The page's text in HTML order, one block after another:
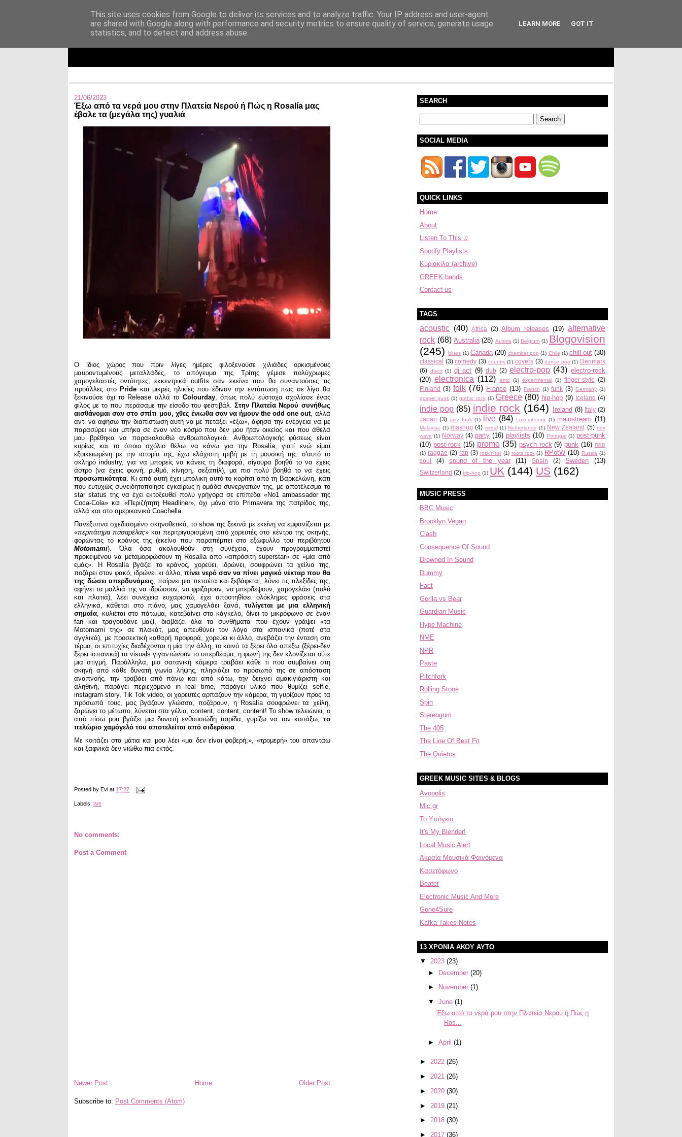
Άκου αυτό ♫
21/06/2023
Έξω από τα νερά μου στην Πλατεία Νερού ή Πώς η Rosalía μας
έβαλε τα (μεγάλα της) γυαλιά
Ο ίδιος χώρος που πριν λίγες ημέρες φιλοξενούσε χιλιάδες ορκισμένους
μαυροντυμένους μεταλλάδες, το απόγευμα της Τρίτης γέμισε πολύχρωμες
χαμογελαστές οντότητες, εκκεντρικά outfits σαν εκείνα που θα συναντούσες τις
προάλλες στο Pride και μικρές ηλικίες που έδιναν την εντύπωση πως σε λίγο θα
ξεκινούσε όχι το Release αλλά το Colourday, όπως πολύ εύστοχα σχολίασε ένας
φίλος με το που περάσαμε την είσοδο του φεστιβάλ. Στην Πλατεία Νερού συνήθως
αισθάνομαι σαν στο σπίτι μου, χθες ένιωθα σαν να ήμουν the odd one out, αλλά
αντί να αφήσω την διαπίστωση αυτή να με πετάξει «έξω», άφησα την ενέργεια να με
παρασύρει και μπήκα σε έναν νέο κόσμο που δεν μου ήταν οικείος και που άθελά
μου βρέθηκα να παρακολουθώ ανθρωπολογικά. Ανθρωπολογικής φύσεως είναι
κυρίως και το όποιο σχόλιο θέλω να κάνω για την Rosalía, γιατί ενώ είμαι
εξοικειωμένη με την ιστορία της, έχω ελάχιστη τριβή με τη μουσική της: σ'αυτό το
σκληρό industry, για να μπορείς να κάνεις τη διαφορά, σίγουρα βοηθά το να έχεις
άστρο (να έχεις φωνή, ρυθμό, κίνηση, σεξαπίλ), μα πιο πολύ βοηθά το να έχεις
προσωπικότητα. Κι από αυτή έχει μπόλικη αυτό το κορίτσι από τη Βαρκελώνη, κάτι
που ευτυχώς συνειδητοποίησε εγκαίρως η ομάδα συνεργατών της, με αποτέλεσμα το
star status της να έχει εκτοξευθεί πολύ γρήγορα σε επίπεδα «Νο1 ambassador της
Coca-Cola» και «Περιζήτητη Headliner», όχι μόνο στο Primavera της πατρίδας της,
αλλά και στο αμερικανικό Coachella.
Πανέξυπνα σχεδιασμένο σκηνοθετικά, το show της ξεκινά με εκείνη να εμφανίζεται με
«περπάτημα πασαρέλας» και περιτριγυρισμένη από χορευτές στο κέντρο της σκηνής,
φορώντας το κράνος της (εκείνο που παραπέμπει στο εξώφυλλο του περιβόητου
Motomami). Όλα όσα ακολουθούν στη συνέχεια, έχουν προγραμματιστεί
προκειμένου να μεταμορφώσουν τη Rosalía από «απρόσιτη superstar» σε «μία από
εμάς». Η Rosalía βγάζει το κράνος, χορεύει, ιδρώνει, σουφρώνει τα χείλια της,
ποζάρει στον φακό, ιδρώνει κι άλλο, πίνει νερό σαν να πίνει μαγικό νέκταρ που θα
της δώσει υπερδυνάμεις, παίρνει μια πετσέτα και ξεβάφεται, λύνει τις πλεξίδες της,
αφήνει τα μαλλιά της να ιδρώσουν, να φριζάρουν, να μπερδέψουν, χαμογελάει (πολύ
και πλατιά), λέει συνέχεια ευχαριστώ, έχει αποστηθίσει ολόκληρες φράσεις στα
ελληνικά, κάθεται στο πιάνο, μας χαμογελάει ξανά, τυλίγεται με μια ελληνική
σημαία, κυλιέται στο πάτωμα, κατεβαίνει στο κάγκελο, δίνει το μικρόφωνο σε έναν
fan και τραγουδάνε μαζί, διαβάζει όλα τα συνθήματα που έχουν γράψει «τα
Motomami της» σε πλακάτ, μας απευθύνει τον λόγο στα ισπανικά (ποτέ στα
αγγλικά), με προσεκτική καθαρή προφορά, χορεύει κι άλλο, ανεβάζει την ένταση στο
τέρμα, οι επιτυχίες διαδέχονται η μία την άλλη, το κοινό τα ξέρει όλα απεξω (ξέρει-δεν
ξέρει ισπανικά) τα visuals γιγαντώνουν το υπερθέαμα, η φωνή της δεν κλονίζεται ούτε
μια στιγμή. Παράλληλα, μια σατανική κάμερα τραβάει κάθε τι που συμβαίνει στη
σκηνή από κάθε δυνατή γωνία λήψης, πλησιάζει το πρόσωπό της σε απόσταση
αναπνοής, την τραβάει από πάνω και από κάτω, την δειχνει αμακιγιάριστη και
αληθινή, παράγει περιεχόμενο in real time, παράγει υλικό που θυμίζει selfie,
instagram story, Tik Tok video, οι χορευτές αρπάζουν την κάμερα, τη γυρίζουν προς τα
πρόσωπά τους, μας βγάζουν γλώσσα, ποζάρουν, η Rosalía σουφρώνει τα χείλη,
ζαρώνει το μέτωπο, λύνεται στα γέλια, content, content, content! Το show τελειώνει, ο
από πίσω μου βγάζει μια δυνατή ενθουσιώδη τσιρίδα, γυρίζω να τον κοιτάξω, το
πελώριο χαμόγελό του αποτελείται από σιδεράκια.
Με κοιτάζει στα μάτια και μου λέει «μα δεν είναι φοβερή;», «τρομερή» του απαντάω
και ξαφνικά δεν νιώθω πια εκτός.
Posted by Evi at 17:27
Labels:live
No comments:
Post a Comment
Newer Post Older Post
Home
Subscribe to: Post Comments (Atom)
SEARCH
SOCIAL MEDIA
QUICK LINKS
Home
About
Listen To This ♫
Spotify Playlists
Κυριακίλα (archive)
GREEK bands
Contact us
TAGS
acoustic (40) Africa (2) Album releases (19) alternative
rock (68) Australia (28) Austria (1) Belgium (1) Blogovision
(245)
blues (1) Canada (20) chamber pop (1) Chile (1) chill-out (30)
classical (3) comedy (3) country (1) covers (3) dance pop (1) Denmark
(6) disco (1) dj act (9) dub (2) electro-pop (43) electro-rock
(20) electronica (112) emo (1) experimental (1) finger-style (2)
Finland (3) folk (76) France (13) French (1) funk (3) Germany (1)
gospel punk (1) gothic rock (1) Greece (80) hip-hop (9) Iceland (4)
indie pop (85) indie rock (164) Ireland (8) Italy (2)
Japan (3) jazz funk (1) live (84) Luxembourg (1) mainstream (11)
Malaysia (1) mashup (4) metal (1) Netherlands (1) New Zealand (5) noir
wave (1) Norway (4) party (16) playlists (10) Portugal (1) post-punk
(10) post-rock (15) promo (35) psych rock (9) punk (16) R&B
(1) raggae (2) rap (3) rock'n'roll (1) roots rock (1) RPotW (10) Russia (1)
soul (4) sound of the year (11) Spain (2) Sweden (13)
Switzerland (2) trip-hop (1) UK (144) US (162)
MUSIC PRESS
BBC Music
Brooklyn Vegan
Clash
Consequence Of Sound
Drowned In Sound
Dummy
Fact
Gorlla vs Bear
Guardian Music
Hype Machine
NME
NPR
Paste
Pitchfork
Rolling Stone
Spin
Stereogum
The 405
The Line Of Best Fit
The Quietus
GREEK MUSIC SITES & BLOGS
Avopolis
Mic.gr
Το Υπόγειο
It's My Blender!
Local Music Alert
Aκραία Μουσικά Φαινόμενα
Κασετόφωνο
Beater
Electronic Music And More
Gone4Sure
Kafka Takes Notes
13 ΧΡΟΝΙΑ ΑΚΟΥ ΑΥΤΟ
▼2023(23)
► December (20)
►
November (1)
▼ June (1)
Έξω από τα νερά μου στην Πλατεία Νερού ή Πώς η
Ros...
► April (1)
►2022(26)
►2021(26)
► 2020(30)
► 2019(21)
►2018(30)
►2017(36)
This site uses cookies from Google to deliver its services and to analyze traffic. Your IP address and user-agent
are shared with Google along with performance and security metrics to ensure quality of service, generate usage
statistics, and to detect and address abuse.
LEARN MORE GOT IT